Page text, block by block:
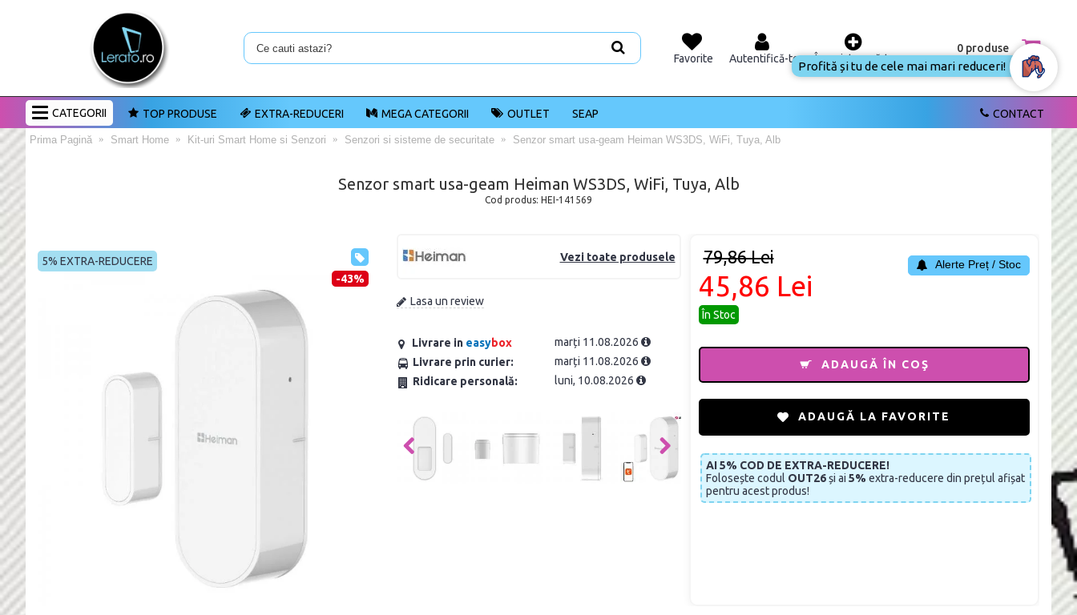
Favorite Autentifică-te Înregistrează-te
0 produse
CATEGORII CONTACT
TOP PRODUSE EXTRA-REDUCERI MEGA CATEGORII OUTLET SEAP
Prima Pagină Smart Home Kit-uri Smart Home si Senzori Senzori si sisteme de securitate Senzor smart usa-geam Heiman WS3DS, WiFi, Tuya, Alb
Senzor smart usa-geam Heiman WS3DS, WiFi, Tuya, Alb
Cod produs: HEI-141569
-43%
5% EXTRA-REDUCERE Vezi toate produsele
Lasa un review
Livrare in easybox
marți 11.08.2026
Livrare prin curier:
marți 11.08.2026
Ridicare personală:
luni, 10.08.2026
79,86 Lei
45,86 Lei
În Stoc
Alerte Preț / Stoc
ADAUGĂ ÎN COŞ
ADAUGĂ LA FAVORITE
AI 5% COD DE EXTRA-REDUCERE!
Folosește codul OUT26și ai 5% extra-reducere din prețul afișat
pentru acest produs!
Profită și tu de cele mai mari reduceri!